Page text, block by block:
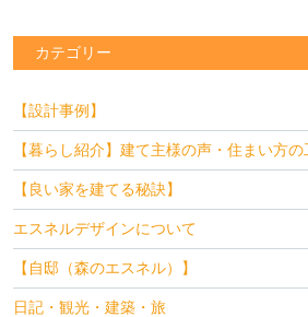
カテゴリー
【設計事例】
【暮らし紹介】建て主様の声・住まい方の
【良い家を建てる秘訣】
エスネルデザインについて
【自邸（森のエスネル）】
日記・観光・建築・旅